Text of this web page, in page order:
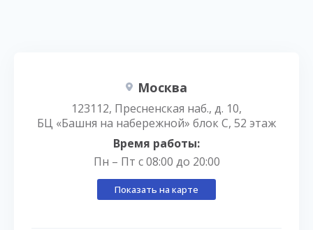
Москва
123112, Пресненская наб., д. 10,
БЦ «Башня на набережной» блок С, 52 этаж
Время работы:
Пн – Пт с 08:00 до 20:00
Показать на карте